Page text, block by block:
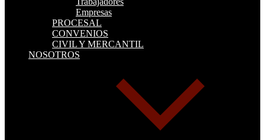
Empresas
PROCESAL
CONVENIOS
CIVIL Y MERCANTIL
NOSOTROS